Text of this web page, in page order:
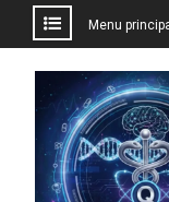
contenu
Menu